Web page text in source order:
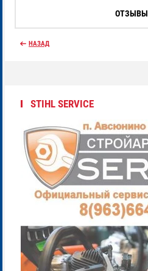
STIHL SERVICE
ОТЗЫВЫ
НАЗАД